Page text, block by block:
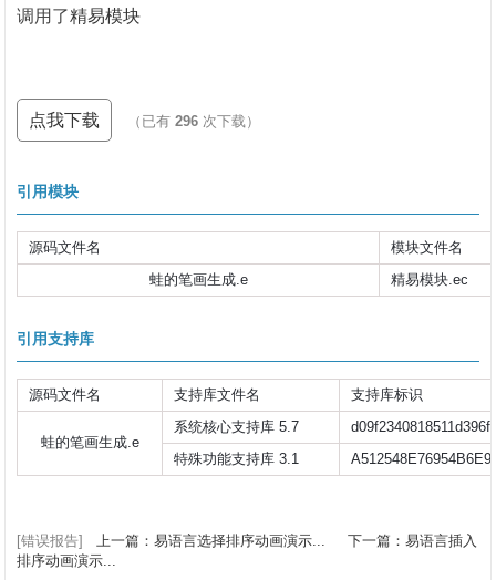
调用了精易模块
点我下载 （已有296 次下载）
引用模块
源码文件名
模块文件名
蛙的笔画生成.e
精易模块.ec
引用支持库
源码文件名 支持库文件名 支持库标识
蛙的笔画生成.e
系统核心支持库 5.7
特殊功能支持库 3.1
[错误报告] 上一篇：易语言选择排序动画演示...
下一篇：易语言插入
排序动画演示...